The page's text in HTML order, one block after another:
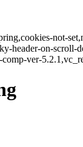
not-
header-on-
ver-